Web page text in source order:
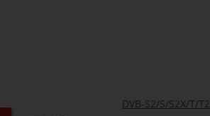
DVB-S2/S/S2X/T/